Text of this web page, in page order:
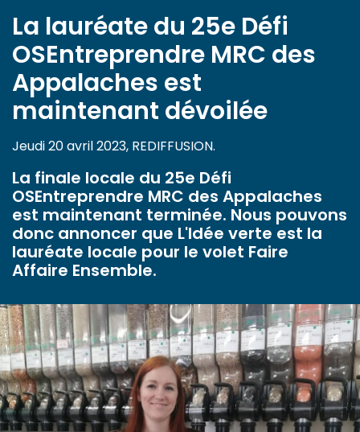
La lauréate du 25e Défi
OSEntreprendre MRC des
Appalaches est
maintenant dévoilée
Jeudi 20 avril 2023, REDIFFUSION.
La finale locale du 25e Défi
OSEntreprendre MRC des Appalaches
est maintenant terminée. Nous pouvons
donc annoncer que L'Idée verte est la
lauréate locale pour le volet Faire
Affaire Ensemble.